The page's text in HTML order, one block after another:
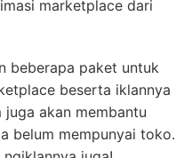
marketplace dari
beberapa paket untuk
beserta iklannya
akan membantu
belum mempunyai toko.